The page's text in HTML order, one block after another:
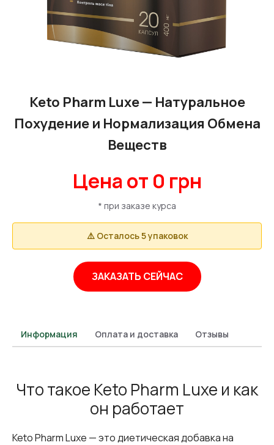
Keto Pharm Luxe — Натуральное
Похудение и Нормализация Обмена
Веществ
Цена от 0 грн
* при заказе курса
⚠️ Осталось 5 упаковок
ЗАКАЗАТЬ СЕЙЧАС
Информация Оплата и доставка Отзывы
Что такое Keto Pharm Luxe и как
он работает
Keto Pharm Luxe — это диетическая добавка на